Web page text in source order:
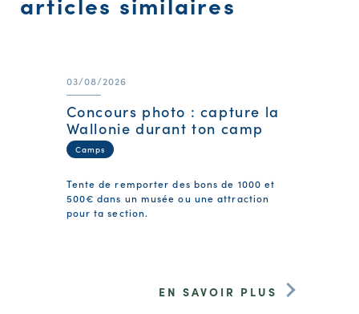
03/08/2026
Concours photo : capture la
Wallonie durant ton camp
Camps
Tente de remporter des bons de 1000 et
500€ dans un musée ou une attraction
pour ta section.
EN SAVOIR PLUS